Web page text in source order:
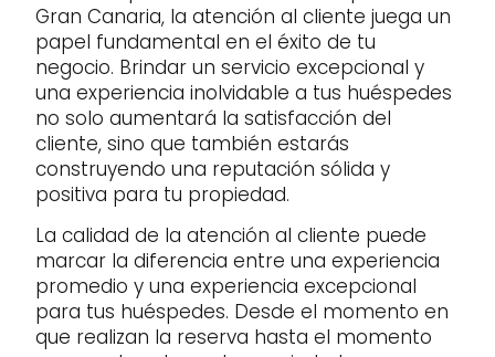
Gran Canaria, la atención al cliente juega un
papel fundamental en el éxito de tu
negocio. Brindar un servicio excepcional y
una experiencia inolvidable a tus huéspedes
no solo aumentará la satisfacción del
cliente, sino que también estarás
construyendo una reputación sólida y
positiva para tu propiedad.
La calidad de la atención al cliente puede
marcar la diferencia entre una experiencia
promedio y una experiencia excepcional
para tus huéspedes. Desde el momento en
que realizan la reserva hasta el momento